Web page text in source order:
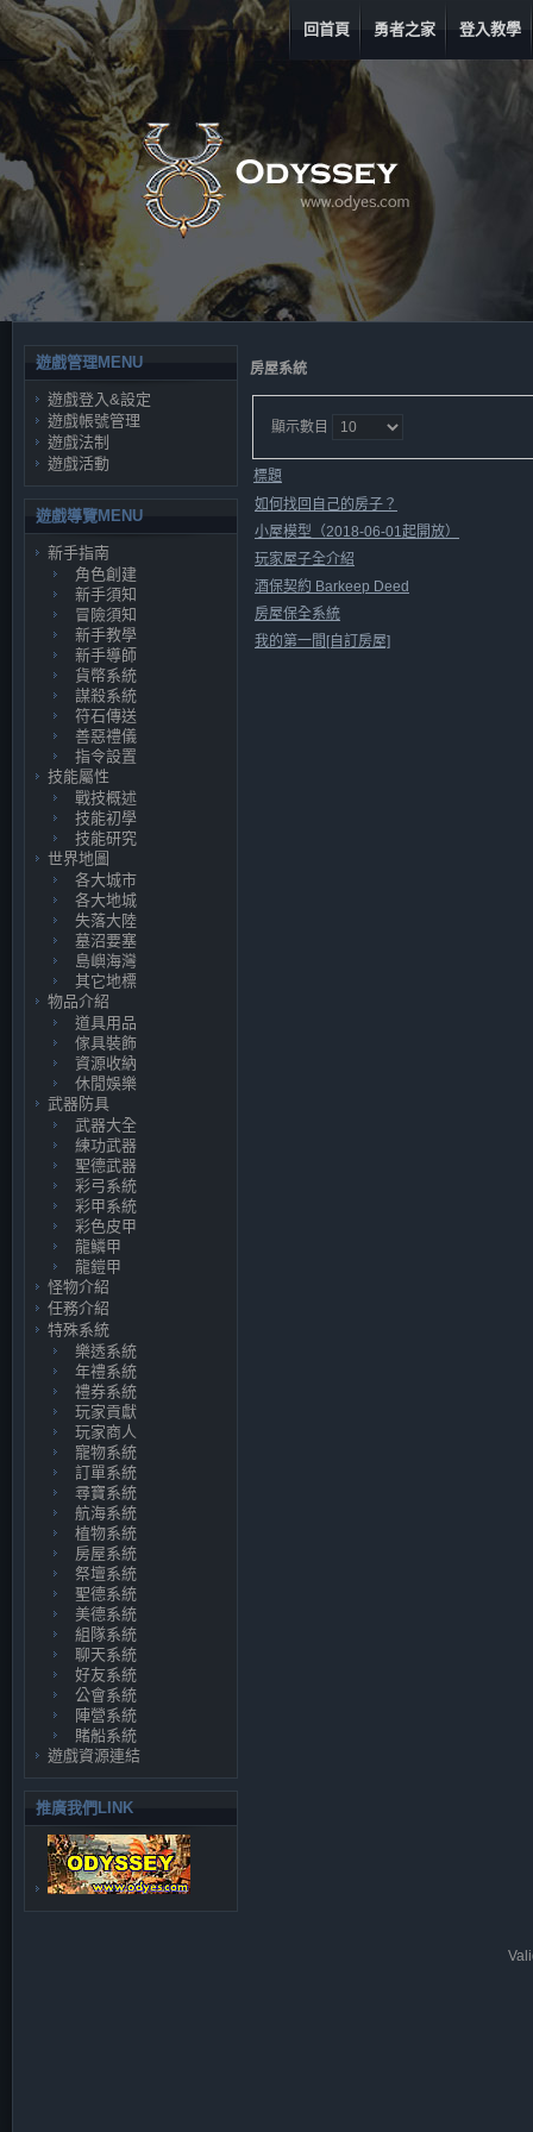
回首頁 勇者之家 登入教學
遊戲管理MENU
遊戲登入&設定
遊戲帳號管理
遊戲法制
遊戲活動
遊戲導覽MENU
新手指南
角色創建
新手須知
冒險須知
新手教學
新手導師
貨幣系統
謀殺系統
符石傳送
善惡禮儀
指令設置
技能屬性
戰技概述
技能初學
技能研究
世界地圖
各大城市
各大地城
失落大陸
墓沼要塞
島嶼海灣
其它地標
物品介紹
道具用品
傢具裝飾
資源收納
休閒娛樂
武器防具
武器大全
練功武器
聖德武器
彩弓系統
彩甲系統
彩色皮甲
龍鱗甲
龍鎧甲
怪物介紹
任務介紹
特殊系統
樂透系統
年禮系統
禮券系統
玩家貢獻
玩家商人
寵物系統
訂單系統
尋寶系統
航海系統
植物系統
房屋系統
祭壇系統
聖德系統
美德系統
組隊系統
聊天系統
好友系統
公會系統
陣營系統
賭船系統
遊戲資源連結
推廣我們LINK
房屋系統
顯示數目
標題
如何找回自己的房子？
小屋模型（2018-06-01起開放）
玩家屋子全介紹
酒保契約 Barkeep Deed
房屋保全系統
我的第一間[自訂房屋]